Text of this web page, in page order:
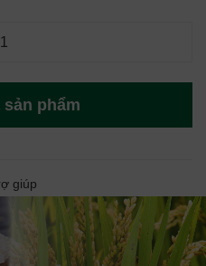
sản phẩm
giúp